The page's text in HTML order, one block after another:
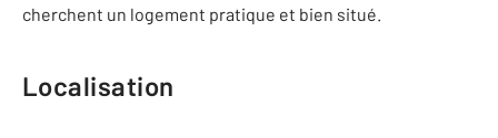
cherchent un logement pratique et bien situé.
Localisation